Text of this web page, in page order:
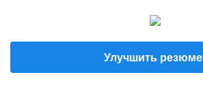
Улучшить резюме